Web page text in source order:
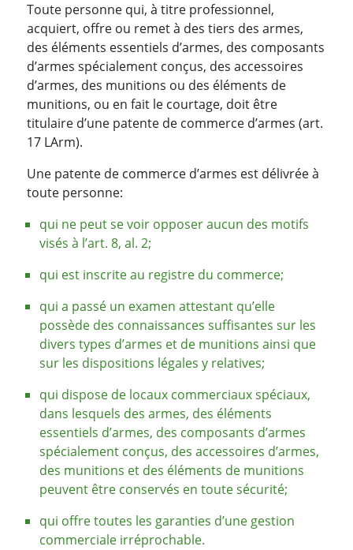
Toute personne qui, à titre professionnel,
acquiert, offre ou remet à des tiers des armes,
des éléments essentiels d’armes, des composants
d’armes spécialement conçus, des accessoires
d’armes, des munitions ou des éléments de
munitions, ou en fait le courtage, doit être
titulaire d’une patente de commerce d’armes (art.
17 LArm).
Une patente de commerce d’armes est délivrée à
toute personne:
qui ne peut se voir opposer aucun des motifs
visés à l’art. 8, al. 2;
qui est inscrite au registre du commerce;
qui a passé un examen attestant qu’elle
possède des connaissances suffisantes sur les
divers types d’armes et de munitions ainsi que
sur les dispositions légales y relatives;
qui dispose de locaux commerciaux spéciaux,
dans lesquels des armes, des éléments
essentiels d’armes, des composants d’armes
spécialement conçus, des accessoires d’armes,
des munitions et des éléments de munitions
peuvent être conservés en toute sécurité;
qui offre toutes les garanties d’une gestion
commerciale irréprochable.